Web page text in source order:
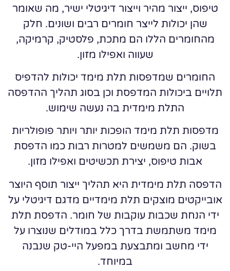
טיפוס, ייצור מהיר וייצור דיגיטלי ישיר, מה שאומר
שהן יכולות לייצר חומרים רבים ושונים. חלק
מהחומרים הללו הם מתכת, פלסטיק, קרמיקה,
שעווה ואפילו מזון.
החומרים שמדפסות תלת מימד יכולות להדפיס
תלויים ביכולות המדפסת וכן בסוג תהליך ההדפסה
התלת מימדית בה נעשה שימוש.
מדפסות תלת מימד הופכות יותר ויותר פופולריות
בשוק. הם משמשים למטרות רבות כמו הדפסת
אבות טיפוס, יצירת תכשיטים ואפילו מזון.
הדפסה תלת מימדית היא תהליך ייצור תוסף היוצר
אובייקטים מוצקים תלת מימדיים מדגם דיגיטלי על
ידי הנחת שכבות עוקבות של חומר. הדפסת תלת
מימד משתמשת בדרך כלל במודלים שנוצרו על
ידי מחשב ומתבצעת במפעל היי-טק שנבנה
במיוחד.